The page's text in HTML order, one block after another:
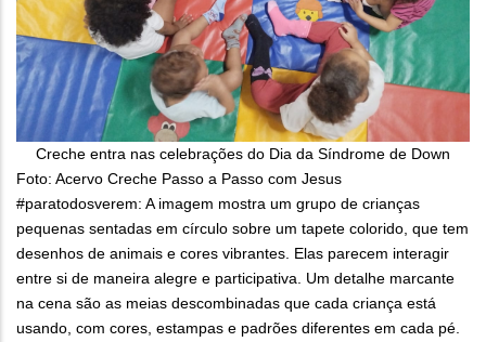
Creche entra nas celebrações do Dia da Síndrome de Down
Foto: Acervo Creche Passo a Passo com Jesus
#paratodosverem: A imagem mostra um grupo de crianças
pequenas sentadas em círculo sobre um tapete colorido, que tem
desenhos de animais e cores vibrantes. Elas parecem interagir
entre si de maneira alegre e participativa. Um detalhe marcante
na cena são as meias descombinadas que cada criança está
usando, com cores, estampas e padrões diferentes em cada pé.